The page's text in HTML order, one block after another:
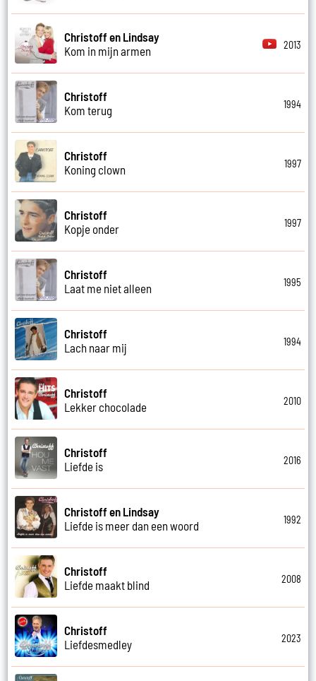
Christoff en Lindsay
Kom in mijn armen
2013
Christoff
Kom terug
1994
Christoff
Koning clown
1997
Christoff
Kopje onder
1997
Christoff
Laat me niet alleen
1995
Christoff
Lach naar mij
1994
Christoff
Lekker chocolade
2010
Christoff
Liefde is
2016
Christoff en Lindsay
Liefde is meer dan een woord
1992
Christoff
Liefde maakt blind
2008
Christoff
Liefdesmedley
2023